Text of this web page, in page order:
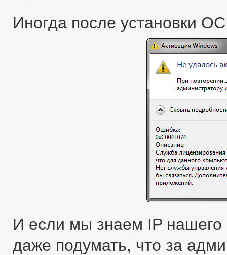
Иногда после установки
И если мы знаем IP нашего
даже подумать, что за